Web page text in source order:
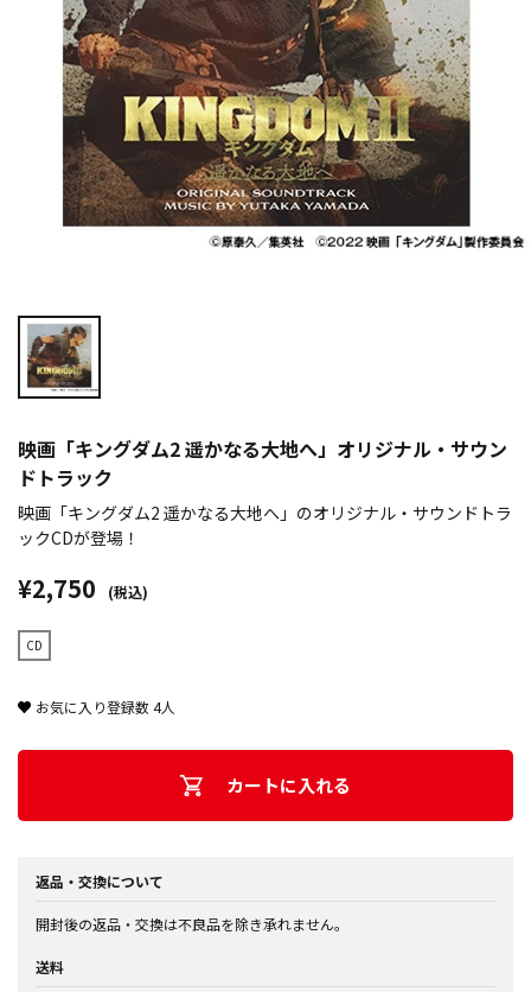
映画「キングダム2 遥かなる大地へ」オリジナル・サウン
ドトラック
映画「キングダム2 遥かなる大地へ」のオリジナル・サウンドトラ
ックCDが登場！
¥2,750 (税込)
CD
お気に入り登録数4人
カートに入れる
返品・交換について
開封後の返品・交換は不良品を除き承れません。
送料